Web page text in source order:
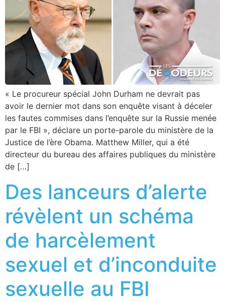
« Le procureur spécial John Durham ne devrait pas
avoir le dernier mot dans son enquête visant à déceler
les fautes commises dans l’enquête sur la Russie menée
par le FBI », déclare un porte-parole du ministère de la
Justice de l’ère Obama. Matthew Miller, qui a été
directeur du bureau des affaires publiques du ministère
de […]
Des lanceurs d’alerte
révèlent un schéma
de harcèlement
sexuel et d’inconduite
sexuelle au FBI